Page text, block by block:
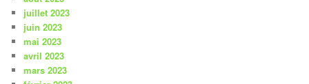
juillet 2023
juin 2023
mai 2023
avril 2023
mars 2023